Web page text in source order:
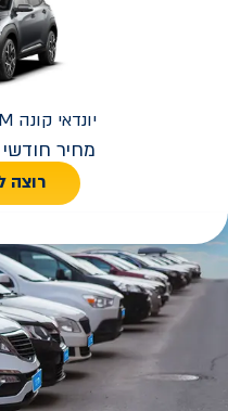
יונדאיקונה PREMIUM היברידי
מחיר
רוצה